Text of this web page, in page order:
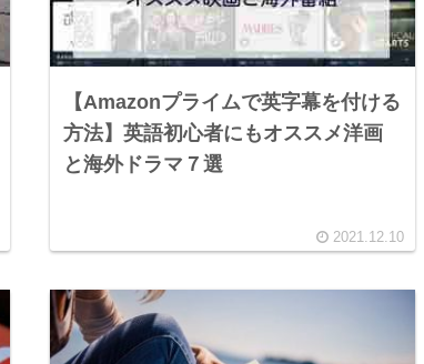
【Amazonプライムで英字幕を付ける
方法】英語初心者にもオススメ洋画
と海外ドラマ７選
2021.12.10